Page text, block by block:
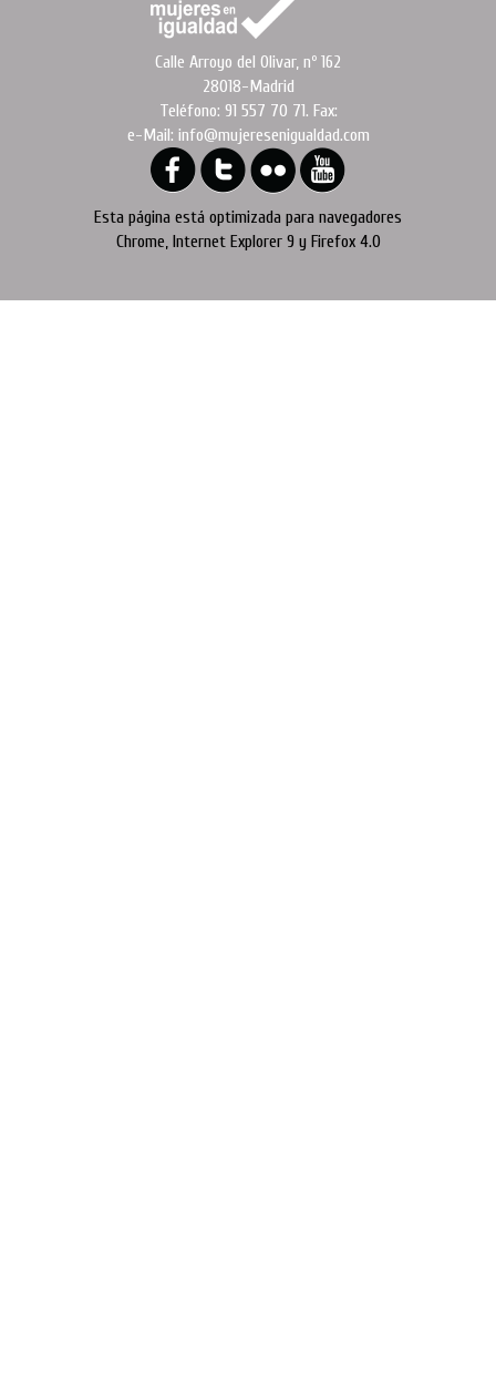
Calle Arroyo del Olivar, nº 162
28018-Madrid
Teléfono: 91 557 70 71. Fax:
e-Mail: info@mujeresenigualdad.com
Esta página está optimizada para navegadores
Chrome, Internet Explorer 9 y Firefox 4.0